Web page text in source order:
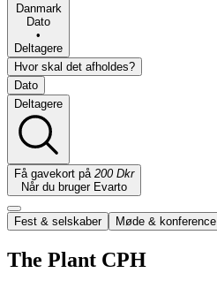
Danmark
Dato
•
Deltagere
Hvor skal det afholdes?
Dato
Deltagere
Få gavekort på 200 Dkr
Når du bruger Evarto
Fest & selskaber Møde & konference
The Plant CPH